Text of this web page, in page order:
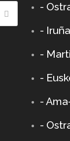
-
-
-
-
-
-